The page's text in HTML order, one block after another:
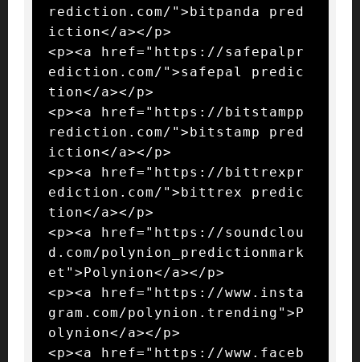
rediction.com/">bitpanda pred
iction</a></p>
<p><a href="https://safepalpr
ediction.com/">safepal predic
tion</a></p>
<p><a href="https://bitstampp
rediction.com/">bitstamp pred
iction</a></p>
<p><a href="https://bittrexpr
ediction.com/">bittrex predic
tion</a></p>
<p><a href="https://soundclou
d.com/polynion_predictionmark
et">Polynion</a></p>
<p><a href="https://www.insta
gram.com/polynion.trending">P
olynion</a></p>
<p><a href="https://www.faceb